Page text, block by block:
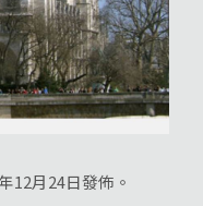
12月24日發佈。